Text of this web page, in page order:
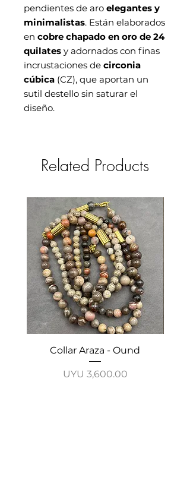
pendientes de aro elegantes y
minimalistas. Están elaborados
en cobre chapado en oro de 24
quilates y adornados con finas
incrustaciones de circonia
cúbica (CZ), que aportan un
sutil destello sin saturar el
diseño.
Related Products
Collar Araza - Ound
Price
UYU 3,600.00